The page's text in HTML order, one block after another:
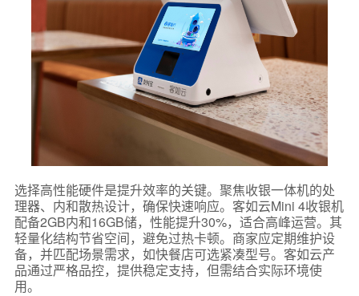
选择高性能硬件是提升效率的关键。聚焦收银一体机的处
理器、内和散热设计，确保快速响应。客如云Mini 4收银机
配备2GB内和16GB储，性能提升30%，适合高峰运营。其
轻量化结构节省空间，避免过热卡顿。商家应定期维护设
备，并匹配场景需求，如快餐店可选紧凑型号。客如云产
品通过严格品控，提供稳定支持，但需结合实际环境使
用。